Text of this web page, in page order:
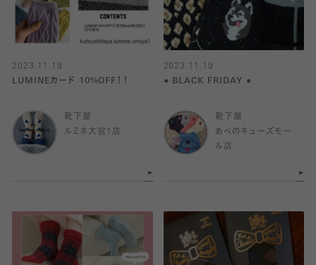
2023.11.19
LUMINEカード 10%OFF！！
靴下屋
ルミネ大宮1店
2023.11.19
● BLACK FRIDAY ●
靴下屋
あべのキューズモー
ル店